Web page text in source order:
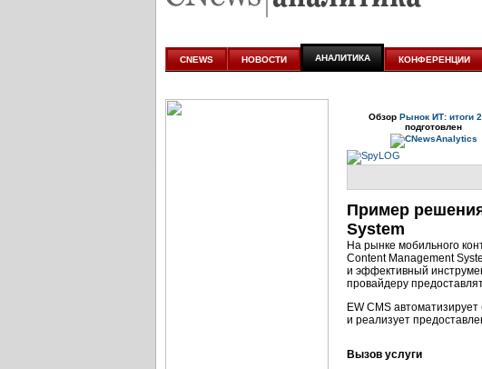
аналитике
CNEWS НОВОСТИ АНАЛИТИКА КОНФЕРЕНЦИИ
Обзор Рынок ИТ: итоги
подготовлен
Пример
System
На рынке мобильного
Content Management
и эффективный
провайдеру
EW CMS
и реализует
Вызов услуги